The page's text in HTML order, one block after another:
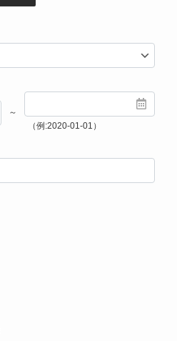
～
（例:2020-01-01）